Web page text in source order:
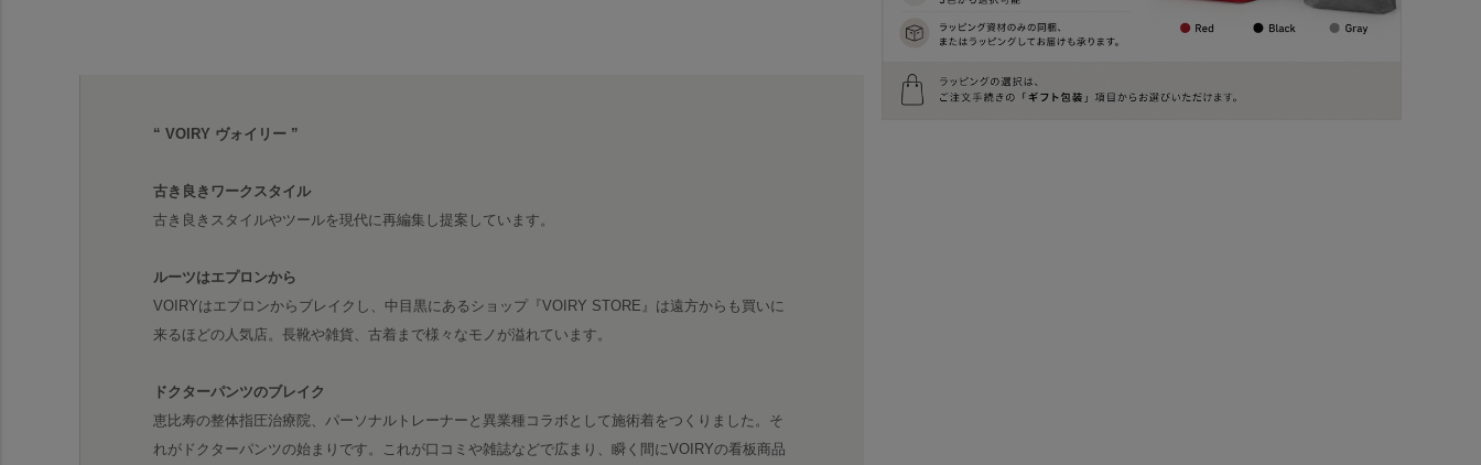
“ VOIRY ヴォイリー ”
古き良きワークスタイル
古き良きスタイルやツールを現代に再編集し提案しています。
ルーツはエプロンから
VOIRYはエプロンからブレイクし、中目黒にあるショップ『VOIRY STORE』は遠方からも買いに
来るほどの人気店。長靴や雑貨、古着まで様々なモノが溢れています。
ドクターパンツのブレイク
恵比寿の整体指圧治療院、パーソナルトレーナーと異業種コラボとして施術着をつくりました。そ
れがドクターパンツの始まりです。これが口コミや雑誌などで広まり、瞬く間にVOIRYの看板商品